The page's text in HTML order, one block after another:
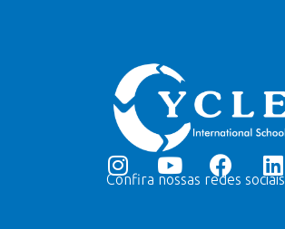
Confira nossas redes sociais